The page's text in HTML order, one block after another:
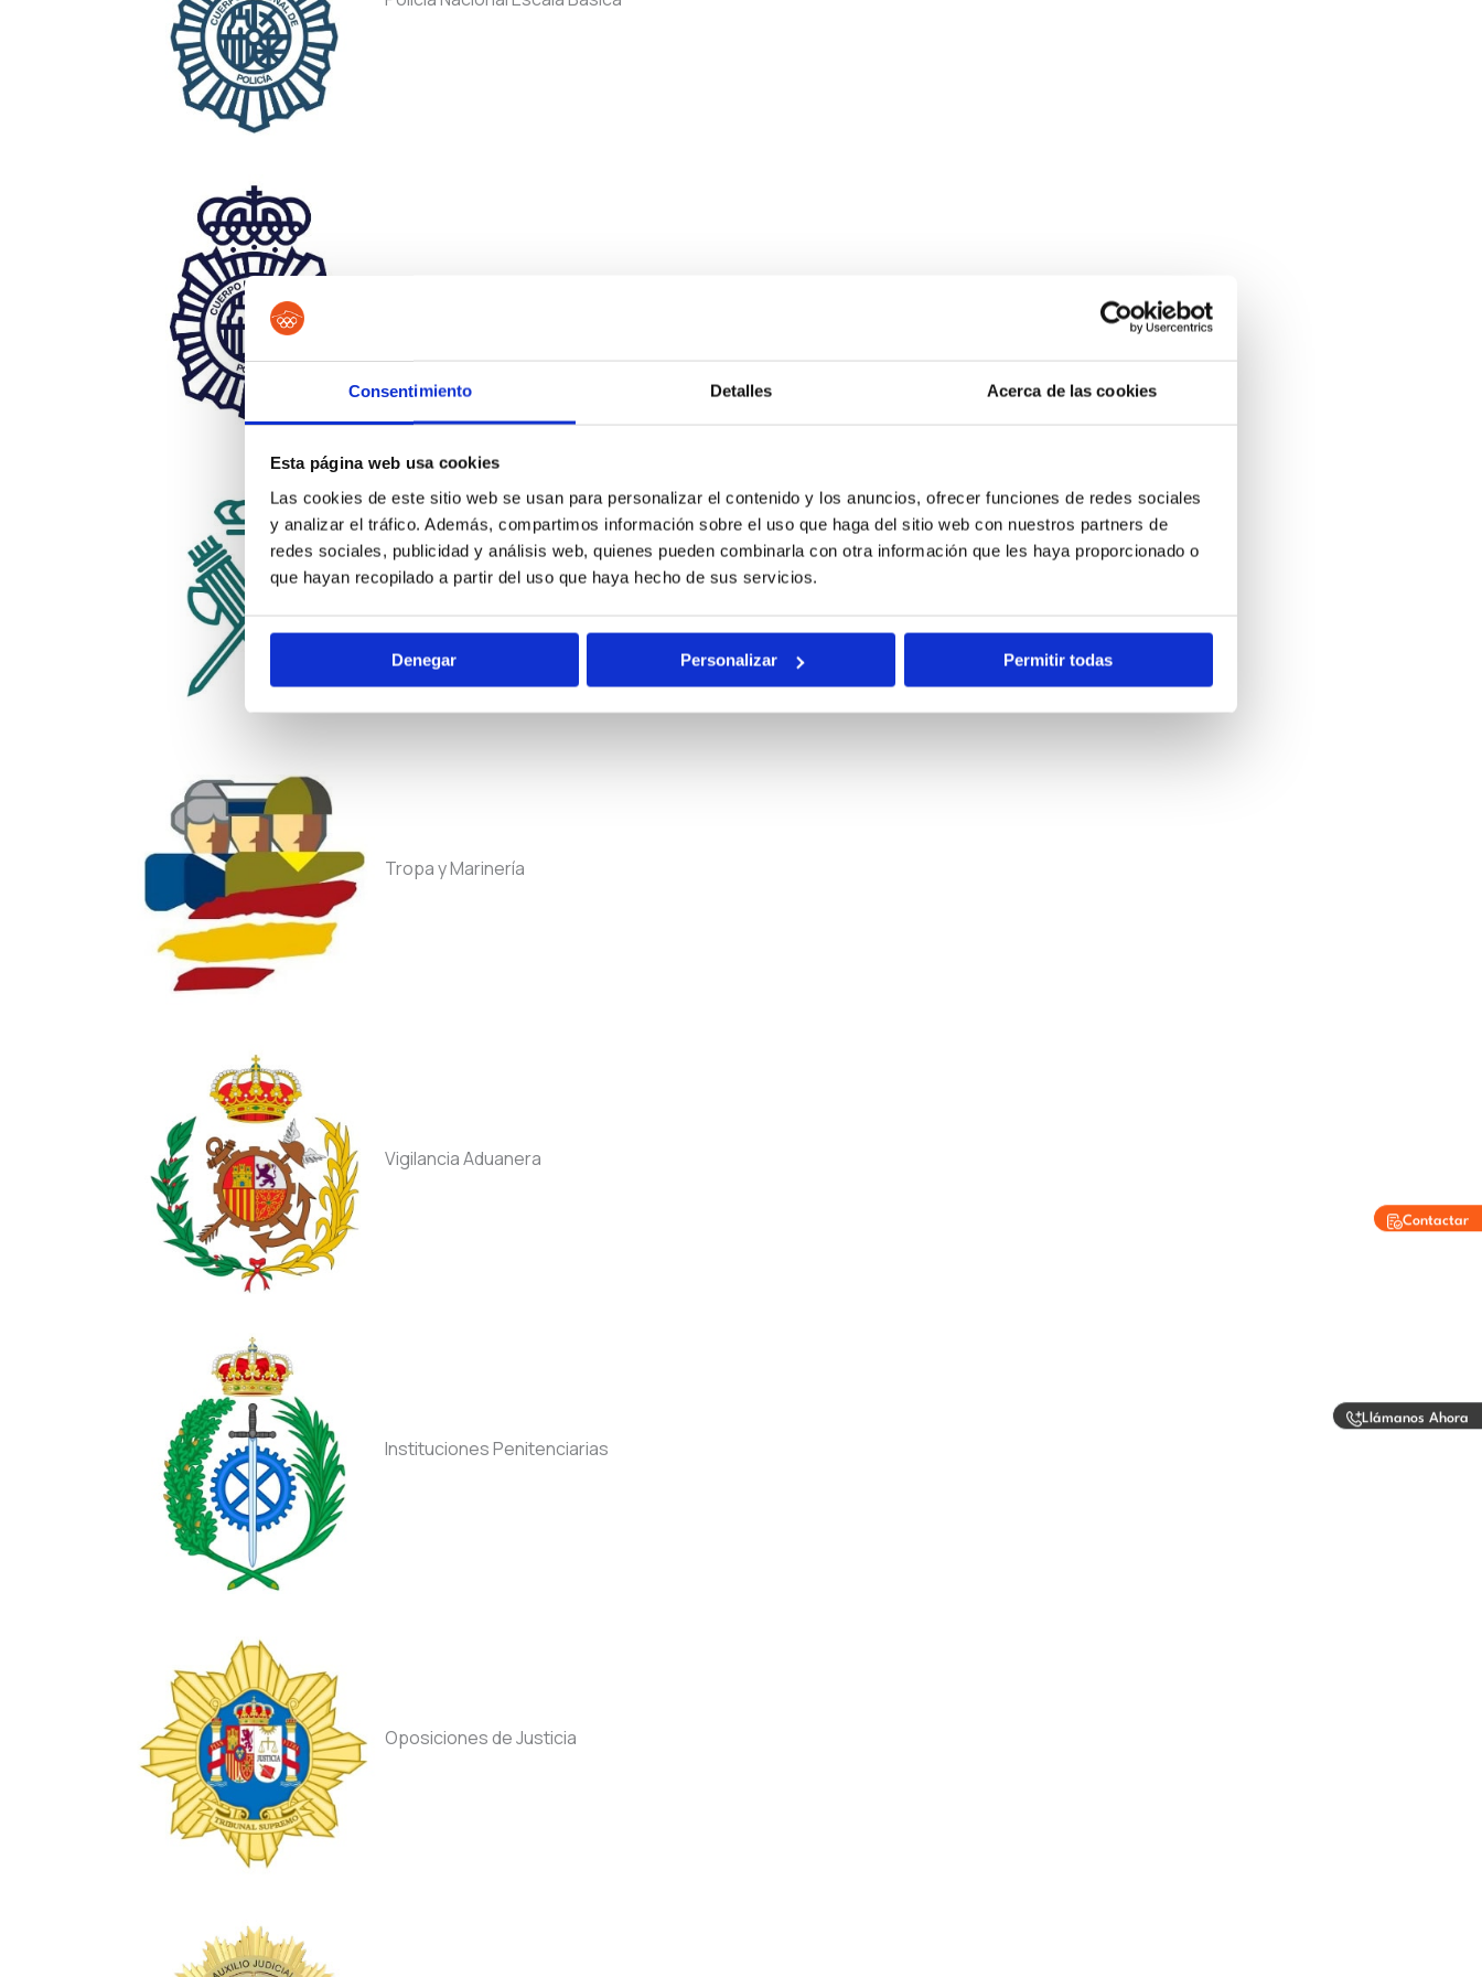
Consentimiento Detalles Acerca de las cookies
Esta página web usa cookies
Las cookies de este sitio web se usan para personalizar el contenido y los anuncios, ofrecer funciones de redes sociales
y analizar el tráfico. Además, compartimos información sobre el uso que haga del sitio web con nuestros partners de
redes sociales, publicidad y análisis web, quienes pueden combinarla con otra información que les haya proporcionado o
que hayan recopilado a partir del uso que haya hecho de sus servicios.
Denegar Personalizar Permitir todas
Guardia Civil
Tropa y Marinería
Vigilancia Aduanera
Instituciones Penitenciarias
Oposiciones de Justicia
Llámanos Ahora
Contactar